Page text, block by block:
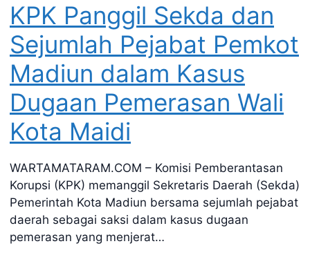
KPK Panggil Sekda dan
Sejumlah Pejabat Pemkot
Madiun dalam Kasus
Dugaan Pemerasan Wali
Kota Maidi
WARTAMATARAM.COM – Komisi Pemberantasan
Korupsi (KPK) memanggil Sekretaris Daerah (Sekda)
Pemerintah Kota Madiun bersama sejumlah pejabat
daerah sebagai saksi dalam kasus dugaan
pemerasan yang menjerat…